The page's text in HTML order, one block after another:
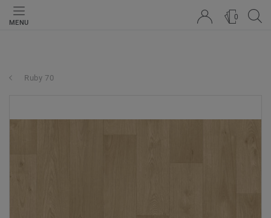
MENU
0
Ruby 70